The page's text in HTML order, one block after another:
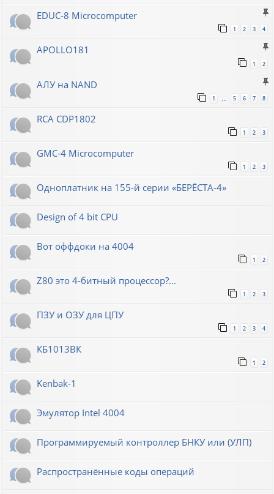
EDUC-8 Microcomputer
1 2 3 4
APOLLO181
1 2
АЛУ на NAND
1 5 6 7 8
RCA CDP1802
1 2 3
GMC-4 Microcomputer
1 2 3
Одноплатник на 155-й серии «БЕРЁСТА-4»
Design of 4 bit CPU
Вот оффдоки на 4004
1 2
Z80 это 4-битный процессор?...
1 2 3
ПЗУ и ОЗУ для ЦПУ
1 2 3 4
КБ1013ВК
1 2
Kenbak-1
Эмулятор Intel 4004
Программируемый контроллер БНКУ или (УЛП)
Распространённые коды операций